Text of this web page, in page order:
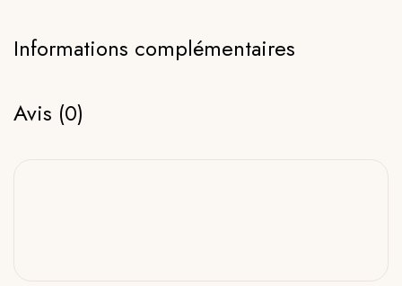
Informations complémentaires
Avis (0)